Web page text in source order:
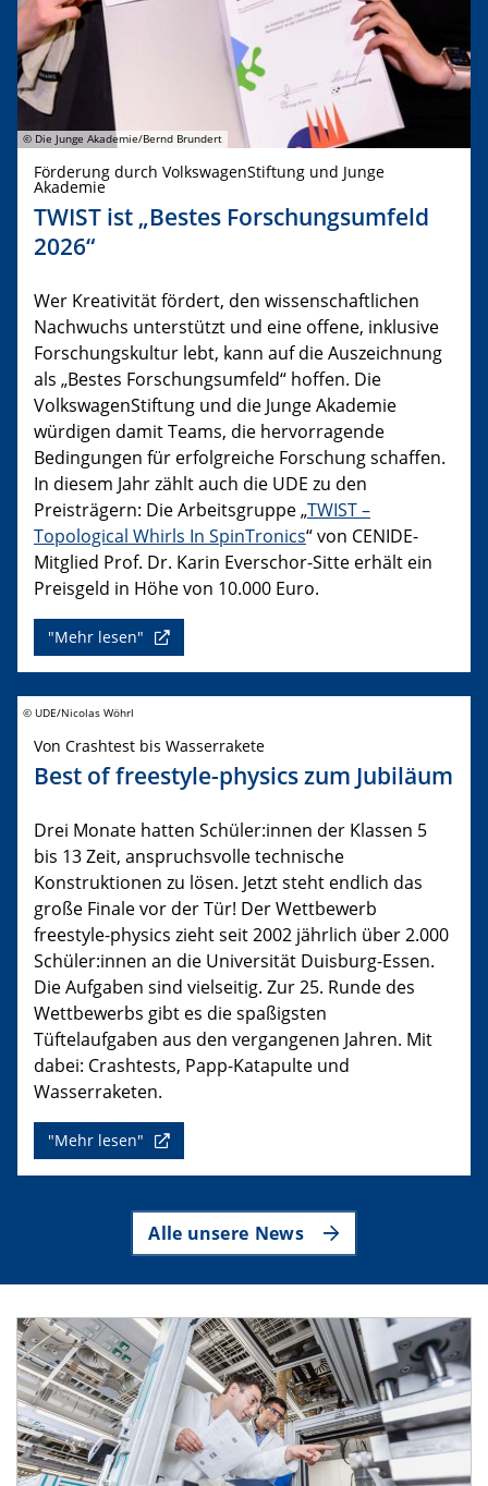
© Die Junge Akademie/Bernd Brundert
Förderung durch VolkswagenStiftung und Junge
Akademie
TWIST ist „Bestes Forschungsumfeld
2026“
Wer Kreativität fördert, den wissenschaftlichen
Nachwuchs unterstützt und eine offene, inklusive
Forschungskultur lebt, kann auf die Auszeichnung
als „Bestes Forschungsumfeld“ hoffen. Die
VolkswagenStiftung und die Junge Akademie
würdigen damit Teams, die hervorragende
Bedingungen für erfolgreiche Forschung schaffen.
In diesem Jahr zählt auch die UDE zu den
Preisträgern: Die Arbeitsgruppe „TWIST –
Topological Whirls In SpinTronics“ von CENIDE-
Mitglied Prof. Dr. Karin Everschor-Sitte erhält ein
Preisgeld in Höhe von 10.000 Euro.
"Mehr lesen"
© UDE/Nicolas Wöhrl
Von Crashtest bis Wasserrakete
Best of freestyle-physics zum Jubiläum
Drei Monate hatten Schüler:innen der Klassen 5
bis 13 Zeit, anspruchsvolle technische
Konstruktionen zu lösen. Jetzt steht endlich das
große Finale vor der Tür! Der Wettbewerb
freestyle-physics zieht seit 2002 jährlich über 2.000
Schüler:innen an die Universität Duisburg-Essen.
Die Aufgaben sind vielseitig. Zur 25. Runde des
Wettbewerbs gibt es die spaßigsten
Tüftelaufgaben aus den vergangenen Jahren. Mit
dabei: Crashtests, Papp-Katapulte und
Wasserraketen.
"Mehr lesen"
Alle unsere News